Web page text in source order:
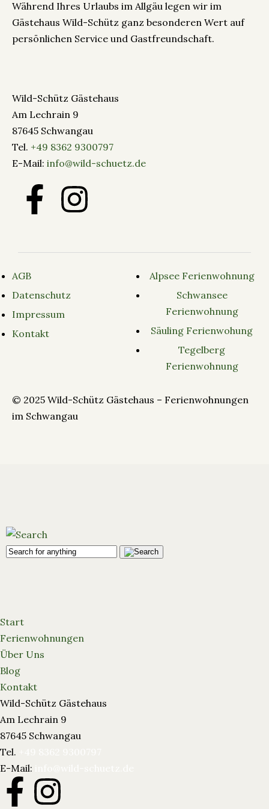
Während Ihres Urlaubs im Allgäu legen wir im
Gästehaus Wild-Schütz ganz besonderen Wert auf
persönlichen Service und Gastfreundschaft.
Wild-Schütz Gästehaus
Am Lechrain 9
87645 Schwangau
Tel. +49 8362 9300797
E-Mail: info@wild-schuetz.de
AGB
Datenschutz
Impressum
Kontakt
Alpsee Ferienwohnung
Schwansee
Ferienwohnung
Säuling Ferienwohung
Tegelberg
Ferienwohnung
© 2025 Wild-Schütz Gästehaus – Ferienwohnungen
im Schwangau
Start
Ferienwohnungen
Über Uns
Blog
Kontakt
Wild-Schütz Gästehaus
Am Lechrain 9
87645 Schwangau
Tel.
E-Mail: